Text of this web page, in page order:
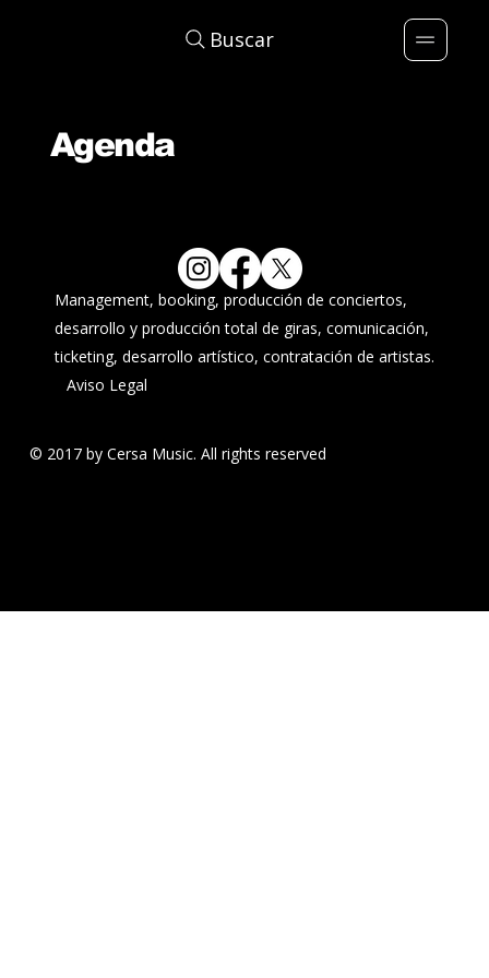
Buscar
Agenda
Management, booking, producción de conciertos,
desarrollo y producción total de giras, comunicación,
ticketing, desarrollo artístico, contratación de artistas.
Aviso Legal
© 2017 by Cersa Music. All rights reserved